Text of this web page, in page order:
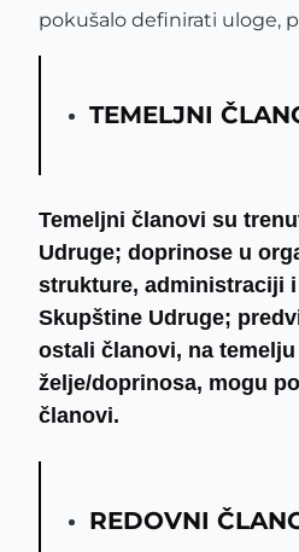
pokušalo definirati uloge,
TEMELJNI
Temeljni članovi su
Udruge; doprinose u
strukture, administraciji
Skupštine Udruge;
ostali članovi, na
želje/doprinosa, mogu
članovi.
REDOVNI